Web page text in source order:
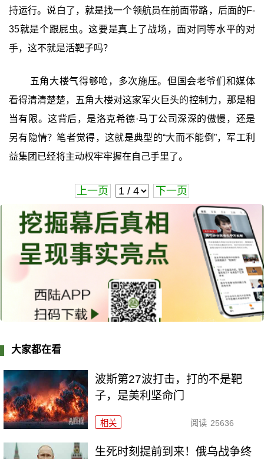
持运行。说白了，就是找一个领航员在前面带路，后面的F-
35就是个跟屁虫。这要是真上了战场，面对同等水平的对
手，这不就是活靶子吗？
五角大楼气得够呛，多次施压。但国会老爷们和媒体
看得清清楚楚，五角大楼对这家军火巨头的控制力，那是相
当有限。这背后，是洛克希德·马丁公司深深的傲慢，还是
另有隐情？笔者觉得，这就是典型的“大而不能倒”，军工利
益集团已经将主动权牢牢握在自己手里了。
上一页 下一页
大家都在看
波斯第27波打击，打的不是靶
子，是美利坚命门
相关 阅读 25636
生死时刻提前到来！俄乌战争终